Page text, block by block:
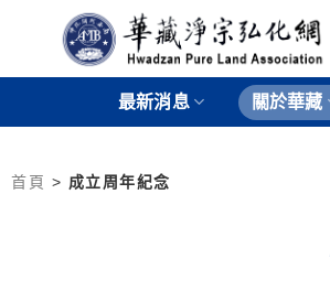
最新消息 關於華藏
首頁 > 成立周年紀念